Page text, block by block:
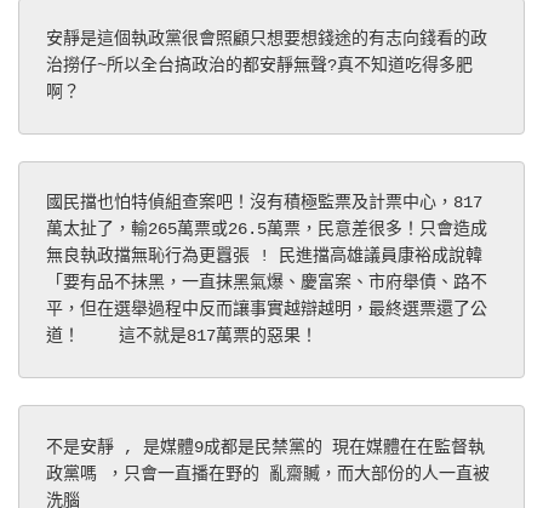
安靜是這個執政黨很會照顧只想要想錢途的有志向錢看的政
治撈仔~所以全台搞政治的都安靜無聲?真不知道吃得多肥
啊？
國民擋也怕特偵組查案吧！沒有積極監票及計票中心，817
萬太扯了，輸265萬票或26.5萬票，民意差很多！只會造成
無良執政擋無恥行為更囂張 ! 民進擋高雄議員康裕成說韓
「要有品不抹黑，一直抹黑氣爆、慶富案、市府舉債、路不
平，但在選舉過程中反而讓事實越辯越明，最終選票還了公
道！    這不就是817萬票的惡果！
不是安靜 , 是媒體9成都是民禁黨的 現在媒體在在監督執
政黨嗎 ，只會一直播在野的 亂齋贓，而大部份的人一直被
洗腦